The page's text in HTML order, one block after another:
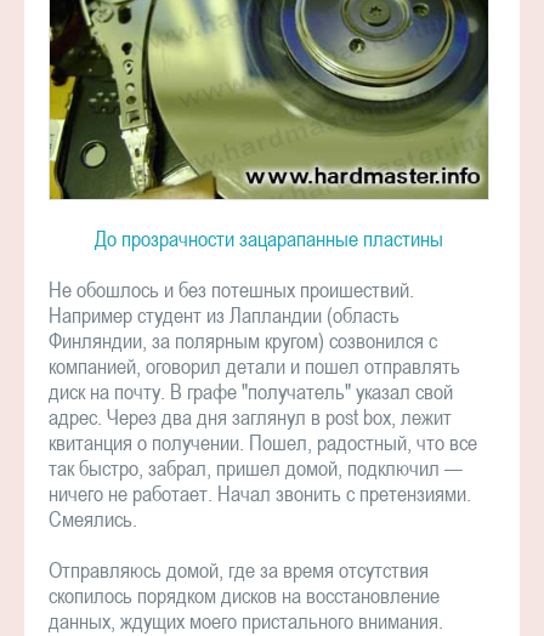
До прозрачности зацарапанные пластины
Не обошлось и без потешных проишествий.
Например студент из Лапландии (область
Финляндии, за полярным кругом) созвонился с
компанией, оговорил детали и пошел отправлять
диск на почту. В графе "получатель" указал свой
адрес. Через два дня заглянул в post box, лежит
квитанция о получении. Пошел, радостный, что все
так быстро, забрал, пришел домой, подключил —
ничего не работает. Начал звонить с претензиями.
Смеялись.
Отправляюсь домой, где за время отсутствия
скопилось порядком дисков на восстановление
данных, ждущих моего пристального внимания.